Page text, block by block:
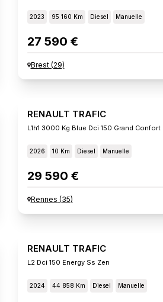
2023 95 160 Km Diesel Manuelle
27 590 €
Brest(29)
RENAULT TRAFIC
L1h1 3000 Kg Blue Dci 150 Grand Confort
2026 10 Km Diesel Manuelle
29 590 €
Rennes (35)
RENAULT TRAFIC
L2 Dci 150 Energy Ss Zen
2024 44 858 Km Diesel Manuelle